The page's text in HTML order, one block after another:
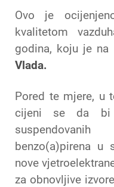
Ovo je
kvalitetom
godina, koju je
Vlada.
Pored te mjere, u
cijeni se da bi
benzo(a)pirena u
nove
za obnovljive